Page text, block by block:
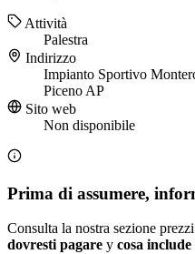
Attività
Palestra
Indirizzo
Impianto Sportivo
Piceno AP
Sito web
Non disponibile
Prima di assumere,
Consulta la nostra sezione
dovresti pagare y cosa